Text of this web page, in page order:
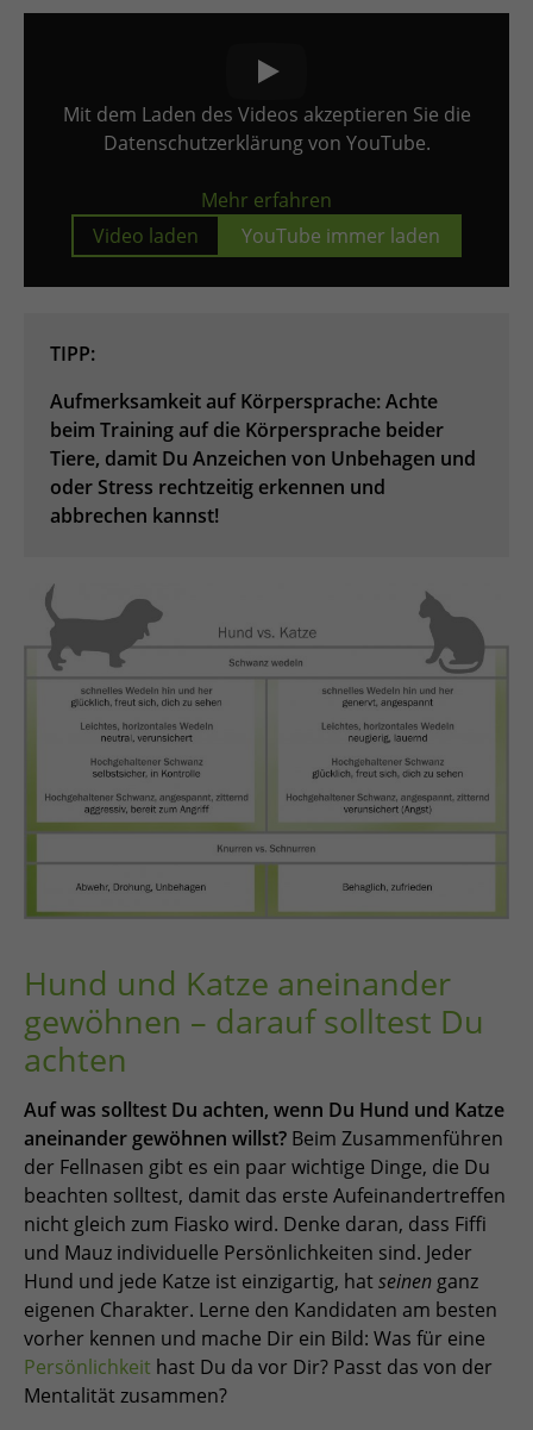
Mit dem Laden des Videos akzeptieren Sie die
Datenschutzerklärung von YouTube.
Mehr erfahren
Video laden
YouTube immer laden
TIPP:
Aufmerksamkeit auf Körpersprache: Achte
beim Training auf die Körpersprache beider
Tiere, damit Du Anzeichen von Unbehagen und
oder Stress rechtzeitig erkennen und
abbrechen kannst!
Hund und Katze aneinander
gewöhnen – darauf solltest Du
achten
Auf was solltest Du achten, wenn Du Hund und Katze
aneinander gewöhnen willst? Beim Zusammenführen
der Fellnasen gibt es ein paar wichtige Dinge, die Du
beachten solltest, damit das erste Aufeinandertreffen
nicht gleich zum Fiasko wird. Denke daran, dass Fiffi
und Mauz individuelle Persönlichkeiten sind. Jeder
Hund und jede Katze ist einzigartig, hatseinen ganz
eigenen Charakter. Lerne den Kandidaten am besten
vorher kennen und mache Dir ein Bild: Was für eine
Persönlichkeit hast Du da vor Dir? Passt das von der
Mentalität zusammen?